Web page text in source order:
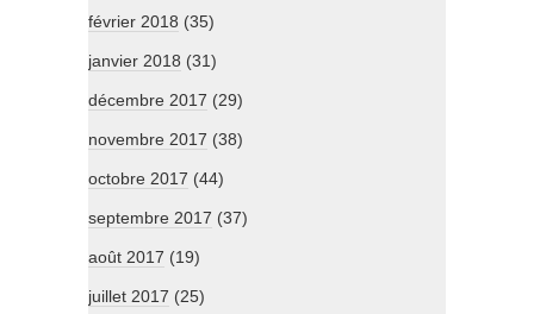
février 2018 (35)
janvier 2018 (31)
décembre 2017 (29)
novembre 2017 (38)
octobre 2017 (44)
septembre 2017 (37)
août 2017 (19)
juillet 2017 (25)